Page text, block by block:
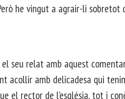
he vingut a agrair-li
seu relat amb aquest
acollir amb delicadesa qui
el rector de l’església, tot i